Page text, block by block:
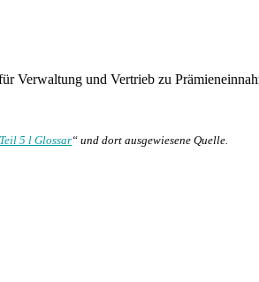
Verwaltung und Vertrieb zu
5 l Glossar“ und dort ausgewiesene Quelle.